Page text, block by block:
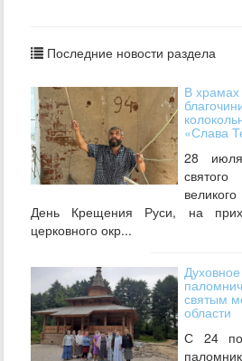
Последние новости раздела
В храмах
«Слава
28
святого
День Крещения Руси, на
церковного окр...
святым
области
С 24